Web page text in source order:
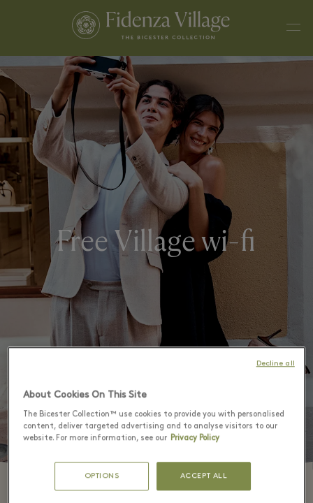
Free Village wi-fi
About Cookies On This Site
The Bicester Collection™ use cookies to provide you with personalised
content, deliver targeted advertising and to analyse visitors to our
website. For more information, see our Privacy Policy
OPTIONS ACCEPT ALL
Decline all